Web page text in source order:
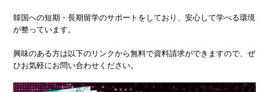
韓国への短期・長期留学のサポートをしており、安心して学べる環境
が整っています。
興味のある方は以下のリンクから無料で資料請求ができますので、ぜ
ひお気軽にお問い合わせください。